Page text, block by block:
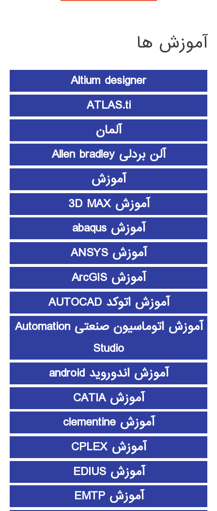
آموزش ها
Altium designer
ATLAS.ti
آلمان
آلن بردلی Allen bradley
آموزش
آموزش 3D MAX
آموزش abaqus
آموزش ANSYS
آموزش ArcGIS
آموزش اتوکد AUTOCAD
آموزش اتوماسیون صنعتی Automation
Studio
آموزش اندوروید android
آموزش CATIA
آموزش clementine
آموزش CPLEX
آموزش EDIUS
آموزش EMTP